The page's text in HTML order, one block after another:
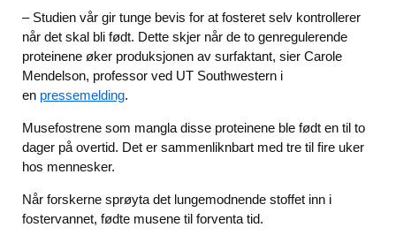
– Studien vår gir tunge bevis for at fosteret selv kontrollerer
når det skal bli født. Dette skjer når de to genregulerende
proteinene øker produksjonen av surfaktant, sier Carole
Mendelson, professor ved UT Southwestern i
en pressemelding.
Musefostrene som mangla disse proteinene ble født en til to
dager på overtid. Det er sammenliknbart med tre til fire uker
hos mennesker.
Når forskerne sprøyta det lungemodnende stoffet inn i
fostervannet, fødte musene til forventa tid.